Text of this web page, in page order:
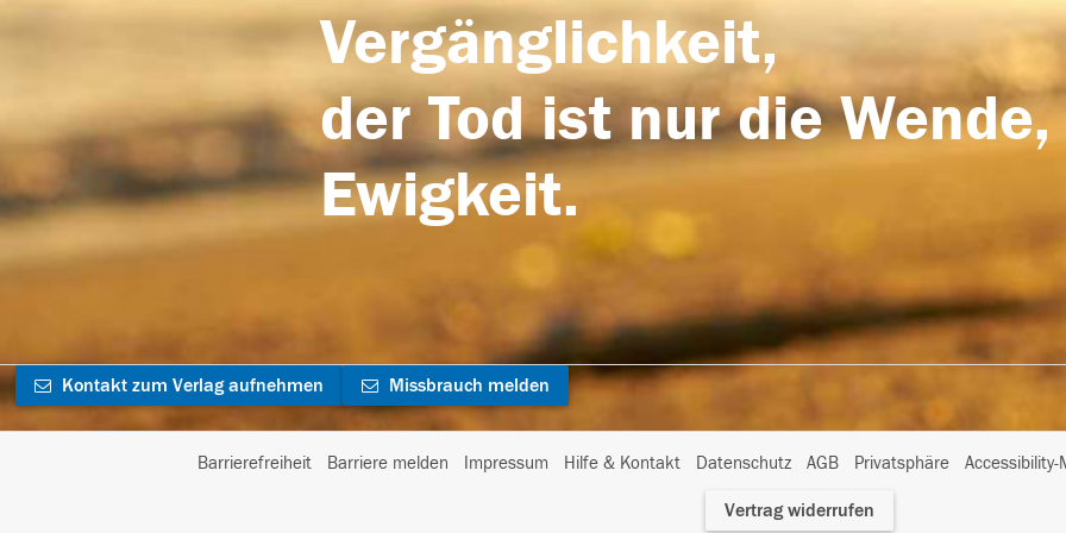
Vergänglichkeit,
der Tod ist nur die
Ewigkeit.
Kontakt zum Verlag aufnehmen Missbrauch melden
Barrierefreiheit Barriere melden Impressum Hilfe & Kontakt Datenschutz AGB Privatsphäre
I
Vertrag widerrufen